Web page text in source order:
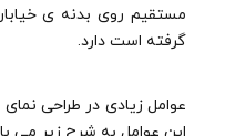
مستقیم روی بدنه ی
گرفته است دارد.
عوامل زیادی در طراحی نمای